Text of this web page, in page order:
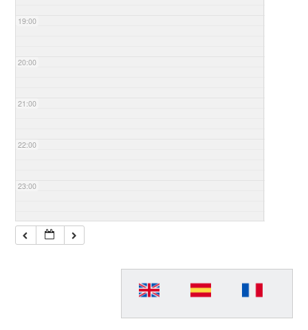
19:00
20:00
21:00
22:00
23:00